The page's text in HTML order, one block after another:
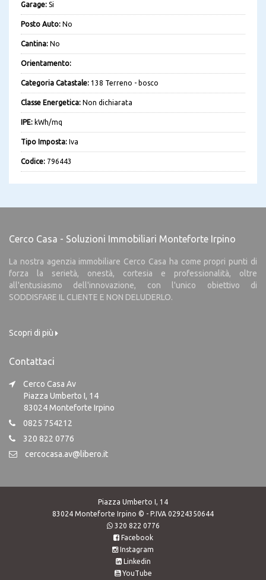
Garage: Si
Posto Auto: No
Cantina: No
Orientamento:
Categoria Catastale: 138 Terreno - bosco
Classe Energetica: Non dichiarata
IPE: kWh/mq
Tipo Imposta: Iva
Codice: 796443
Cerco Casa - Soluzioni Immobiliari Monteforte Irpino
La nostra agenzia immobiliare Cerco Casa ha come propri punti di
forza la serietà, onestà, cortesia e professionalità, oltre
all'entusiasmo dell'innovazione, con l'unico obiettivo di
SODDISFARE IL CLIENTE E NON DELUDERLO.
Scopri di più
Contattaci
Cerco Casa Av
Piazza Umberto I, 14
83024 Monteforte Irpino
0825 754212
320 822 0776
cercocasa.av@libero.it
Piazza Umberto I, 14
83024 Monteforte Irpino © - P.IVA 02924350644
320 822 0776
Facebook
Instagram
Linkedin
YouTube